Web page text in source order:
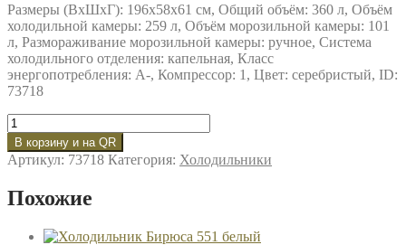
Размеры (ВxШxГ): 196х58х61 см, Общий объём: 360 л, Объём
холодильной камеры: 259 л, Объём морозильной камеры: 101
л, Размораживание морозильной камеры: ручное, Система
холодильного отделения: капельная, Класс
энергопотребления: А-, Компрессор: 1, Цвет: серебристый, ID:
73718
Количество
товара
Холодильник
DON
295
металлик
В корзину и на QR
Артикул: 73718 Категория: Холодильники
Похожие